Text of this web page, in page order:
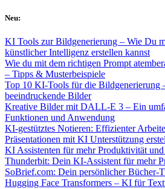
Skip
content
Neu:
KI Tools zur Bildgenerierung – Wie Du
künstlicher Intelligenz erstellen kannst
Wie du mit dem richtigen Prompt
– Tipps & Musterbeispiele
Top 10 KI-Tools für die Bildgenerierung
beeindruckende Bilder
Kreative Bilder mit DALL-E 3 – Ein
Funktionen und Anwendung
KI-gestütztes Notieren: Effizienter
Präsentationen mit KI Unterstützung
KI Assistenten für mehr Produktivität
Thunderbit: Dein KI-Assistent für mehr
SoBrief.com: Dein persönlicher Bücher-
Hugging Face Transformers – KI für